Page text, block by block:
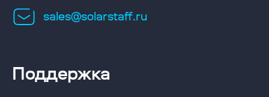
sales@solarstaff.ru
Поддержка